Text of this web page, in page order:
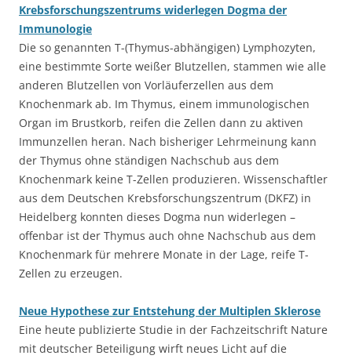
Krebsforschungszentrums widerlegen Dogma der
Immunologie
Die so genannten T-(Thymus-abhängigen) Lymphozyten,
eine bestimmte Sorte weißer Blutzellen, stammen wie alle
anderen Blutzellen von Vorläuferzellen aus dem
Knochenmark ab. Im Thymus, einem immunologischen
Organ im Brustkorb, reifen die Zellen dann zu aktiven
Immunzellen heran. Nach bisheriger Lehrmeinung kann
der Thymus ohne ständigen Nachschub aus dem
Knochenmark keine T-Zellen produzieren. Wissenschaftler
aus dem Deutschen Krebsforschungszentrum (DKFZ) in
Heidelberg konnten dieses Dogma nun widerlegen –
offenbar ist der Thymus auch ohne Nachschub aus dem
Knochenmark für mehrere Monate in der Lage, reife T-
Zellen zu erzeugen.
Neue Hypothese zur Entstehung der Multiplen Sklerose
Eine heute publizierte Studie in der Fachzeitschrift Nature
mit deutscher Beteiligung wirft neues Licht auf die